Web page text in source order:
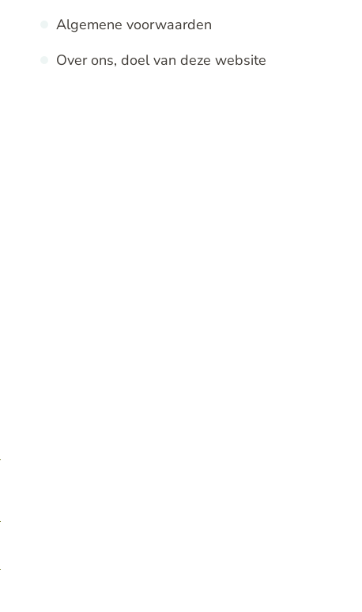
Algemene voorwaarden
Over ons, doel van deze website